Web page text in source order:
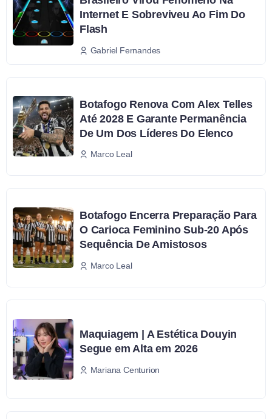
Internet E Sobreviveu Ao Fim Do
Flash
Gabriel Fernandes
Botafogo Renova Com Alex Telles
Até 2028 E Garante Permanência
De Um Dos Líderes Do Elenco
Marco Leal
Botafogo Encerra Preparação Para
O Carioca Feminino Sub-20 Após
Sequência De Amistosos
Marco Leal
Maquiagem | A Estética Douyin
Segue em Alta em 2026
Mariana Centurion